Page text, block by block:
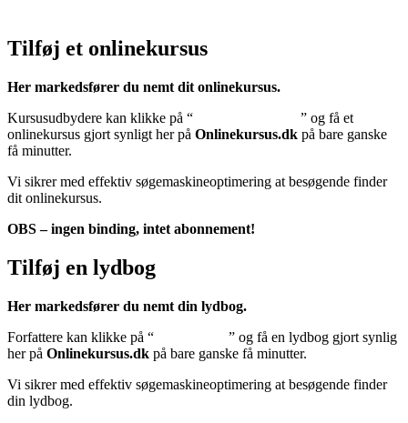
Tilføj et onlinekursus
Her markedsfører du nemt dit onlinekursus.
Kursusudbydere kan klikke på “
” og få et
onlinekursus gjort synligt her på Onlinekursus.dk på bare ganske
få minutter.
Vi sikrer med effektiv søgemaskineoptimering at besøgende finder
dit onlinekursus.
OBS – ingen binding, intet abonnement!
Tilføj en lydbog
Her markedsfører du nemt din lydbog.
Forfattere kan klikke på “
” og få en lydbog gjort synlig
her på Onlinekursus.dk på bare ganske få minutter.
Vi sikrer med effektiv søgemaskineoptimering at besøgende finder
din lydbog.